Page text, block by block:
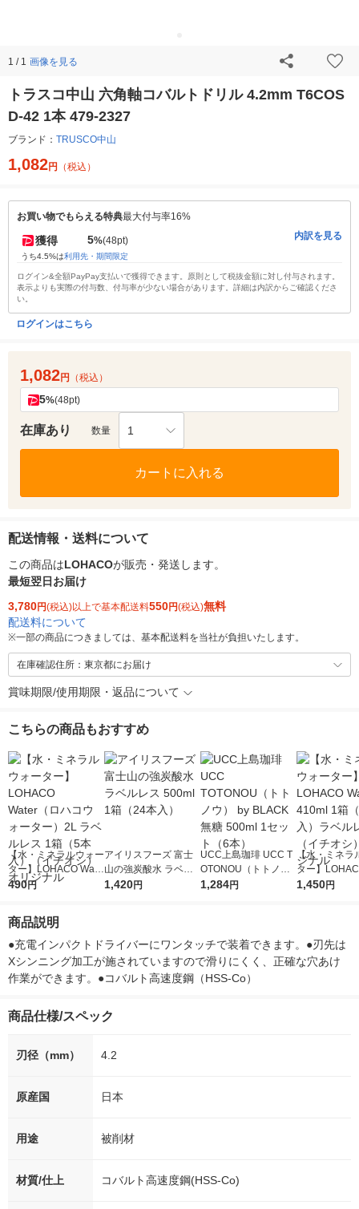
1 / 1 画像を見る
トラスコ中山 六角軸コバルトドリル 4.2mm T6COS
D-42 1本 479-2327
ブランド： TRUSCO中山
1,082円 （税込）
お買い物でもらえる特典最大付与率16%
獲得 5%(48pt)
うち4.5%は利用先・期間限定
内訳を見る
ログイン&全額PayPay支払いで獲得できます。原則として税抜金額に対し付与されます。
表示よりも実際の付与数、付与率が少ない場合があります。詳細は内訳からご確認くださ
い。
ログインはこちら
1,082円 （税込）
5%(48pt)
在庫あり 数量 1
カートに入れる
配送情報・送料について
この商品はLOHACOが販売・発送します。
最短翌日お届け
3,780円(税込)以上で基本配送料550円(税込)無料
配送料について
※一部の商品につきましては、基本配送料を当社が負担いたします。
在庫確認住所：東京都にお届け
賞味期限/使用期限・返品について
こちらの商品もおすすめ
【水・ミネラルウォー
ター】LOHACO Wate
r（ロハコウォータ
シ） オリジナル
490円
アイリスフーズ 富士
山の強炭酸水 ラベル
レス 500ml 1箱（24
1,420円
UCC上島珈琲 UCC T
OTONOU（トトノ
ウ） by BLACK無糖 5
1,284円
【水・ミネラ
ター】
r 410ml 1箱（
1,450円
商品説明
●充電インパクトドライバーにワンタッチで装着できます。●刃先は
Xシンニング加工が施されていますので滑りにくく、正確な穴あけ
作業ができます。●コバルト高速度鋼（HSS-Co）
商品仕様/スペック
刃径（mm） 4.2
原産国 日本
用途 被削材
材質/仕上 コバルト高速度鋼(HSS-Co)